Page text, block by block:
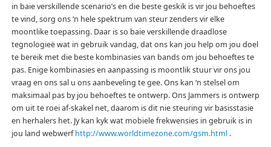
in baie verskillende scenario’s en die beste geskik is vir jou behoeftes
te vind, sorg ons ‘n hele spektrum van steur zenders vir elke
moontlike toepassing. Daar is so baie verskillende draadlose
tegnologieë wat in gebruik vandag, dat ons kan jou help om jou doel
te bereik met die beste kombinasies van bands om jou behoeftes te
pas. Enige kombinasies en aanpassing is moontlik stuur vir ons jou
vraag en ons sal u ons aanbeveling te gee.Ons kan ‘n stelsel om
maksimaal pas by jou behoeftes te ontwerp.Ons Jammers is ontwerp
om uit te roei af-skakel net, daarom is dit nie steuring vir basisstasie
en herhalers het. Jy kan kyk wat mobiele frekwensies in gebruik is in
jou land webwerfhttp://www.worldtimezone.com/gsm.html.